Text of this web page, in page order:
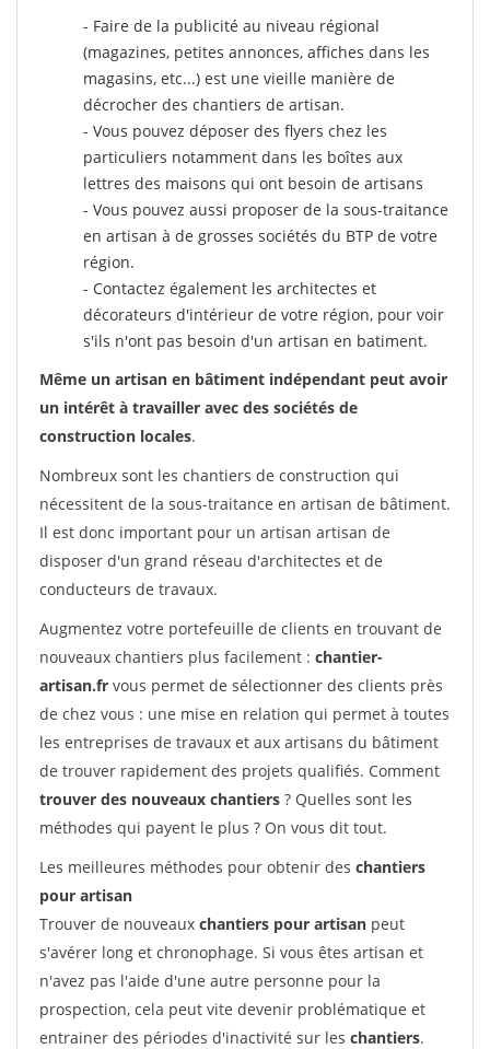
- Faire de la publicité au niveau régional
(magazines, petites annonces, affiches dans les
magasins, etc...) est une vieille manière de
décrocher des chantiers de artisan.
- Vous pouvez déposer des flyers chez les
particuliers notamment dans les boîtes aux
lettres des maisons qui ont besoin de artisans
- Vous pouvez aussi proposer de la sous-traitance
en artisan à de grosses sociétés du BTP de votre
région.
- Contactez également les architectes et
décorateurs d'intérieur de votre région, pour voir
s'ils n'ont pas besoin d'un artisan en batiment.
Même un artisan en bâtiment indépendant peut avoir
un intérêt à travailler avec des sociétés de
construction locales.
Nombreux sont les chantiers de construction qui
nécessitent de la sous-traitance en artisan de bâtiment.
Il est donc important pour un artisan artisan de
disposer d'un grand réseau d'architectes et de
conducteurs de travaux.
Augmentez votre portefeuille de clients en trouvant de
nouveaux chantiers plus facilement : chantier-
artisan.fr vous permet de sélectionner des clients près
de chez vous : une mise en relation qui permet à toutes
les entreprises de travaux et aux artisans du bâtiment
de trouver rapidement des projets qualifiés. Comment
trouver des nouveaux chantiers ? Quelles sont les
méthodes qui payent le plus ? On vous dit tout.
Les meilleures méthodes pour obtenir des chantiers
pour artisan
Trouver de nouveaux chantiers pour artisan peut
s'avérer long et chronophage. Si vous êtes artisan et
n'avez pas l'aide d'une autre personne pour la
prospection, cela peut vite devenir problématique et
entrainer des périodes d'inactivité sur les chantiers.